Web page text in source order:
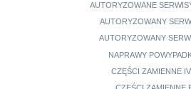
AUTORYZOWANE
AUTORYZOWANY
AUTORYZOWANY
NAPRAWY
CZĘŚCI ZAMIENNE